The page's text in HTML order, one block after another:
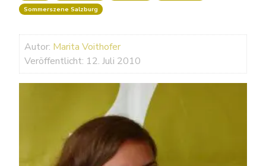
Sommerszene Salzburg
Autor: Marita Voithofer
Veröffentlicht: 12. Juli 2010